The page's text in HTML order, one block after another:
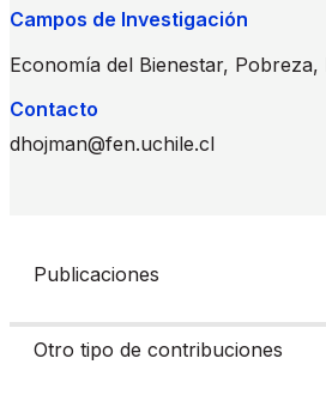
Campos de Investigación
Economía del Bienestar,
Contacto
dhojman@fen.uchile.cl
Publicaciones
Otro tipo de contribuciones